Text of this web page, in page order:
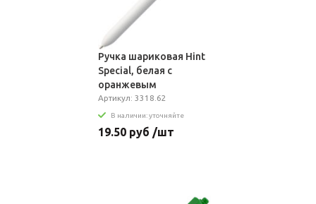
Ручка шариковая Hint
Special, белая с
оранжевым
Артикул: 3318.62
В наличии: уточняйте
19.50 руб /шт